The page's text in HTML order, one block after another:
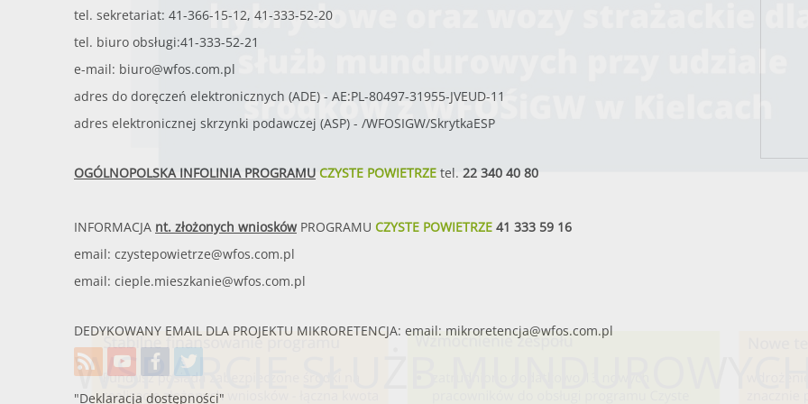
WSPARCIE SŁUŻB
tel. sekretariat: 41-366-15-12, 41-333-52-20
tel. biuro obsługi:41-333-52-21
e-mail: biuro@wfos.com.pl
adres do doręczeń elektronicznych (ADE) - AE:PL-80497-31955-JVEUD-11
adres elektronicznej skrzynki podawczej (ASP) - /WFOSIGW/SkrytkaESP
OGÓLNOPOLSKA INFOLINIA PROGRAMU CZYSTE POWIETRZE tel. 22 340 40 80
INFORMACJA nt. złożonych wniosków PROGRAMU CZYSTE POWIETRZE 41 333 59 16
email: czystepowietrze@wfos.com.pl
email: cieple.mieszkanie@wfos.com.pl
DEDYKOWANY EMAIL DLA PROJEKTU MIKRORETENCJA: email: mikroretencja@wfos.com.pl
"Deklaracja dostępności"